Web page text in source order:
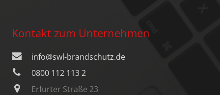
Kontakt zum Unternehmen
info@swl-brandschutz.de
0800 112 113 2
Erfurter Straße 23